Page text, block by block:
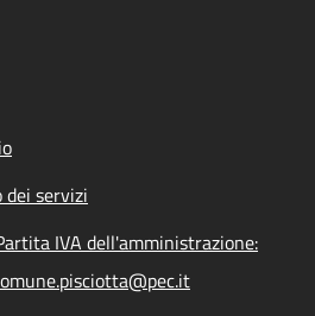
servizi
IVA dell'amministrazione: